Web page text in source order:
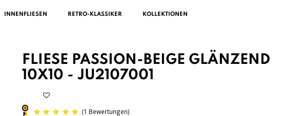
INNENFLIESEN RETRO-KLASSIKER KOLLEKTIONEN
FLIESE PASSION-BEIGE GLÄNZEND
10X10 - JU2107001